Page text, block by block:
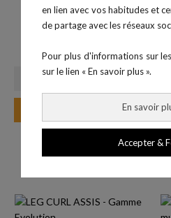
en lien avec vos habitudes et
de partage avec les réseaux
Pour plus d'informations sur
sur le lien « En savoir plus ».
En savoir
Accepter &
Prix
219,99 €
Ajouter au panier